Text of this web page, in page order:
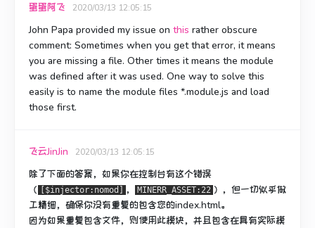
蛋蛋阿飞 2020/03/13 12:05:15
John Papa provided my issue on this rather obscure
comment: Sometimes when you get that error, it means
you are missing a file. Other times it means the module
was defined after it was used. One way to solve this
easily is to name the module files *.module.js and load
those first.
飞云JinJin 2020/03/13 12:05:15
除了下面的答案，如果你在控制台有这个错误
（
[$injector:nomod] ， MINERR_ASSET:22 ），但一切似乎做
工精细，确保你没有重复的包含您的index.html。
因为如果重复包含文件，则使用此模块，并且包含在具有实际模